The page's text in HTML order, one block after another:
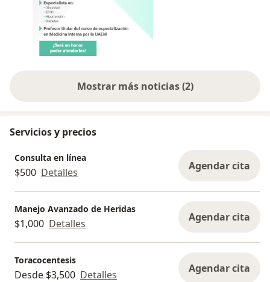
Mostrar más noticias (2)
Servicios y precios
Consulta en línea
$500 Detalles Agendar cita
Manejo Avanzado de Heridas
$1,000 Detalles Agendar cita
Toracocentesis
Desde $3,500 Detalles Agendar cita